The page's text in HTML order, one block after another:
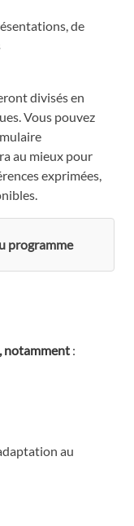
de
divisés en
Vous pouvez
au mieux pour
exprimées,
programme
notamment :
au